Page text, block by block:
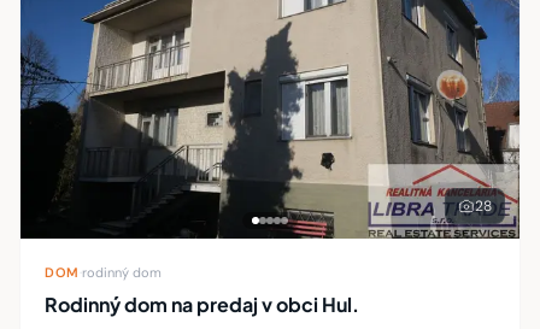
28
DOM rodinný dom
Rodinný dom na predaj v obci Hul.